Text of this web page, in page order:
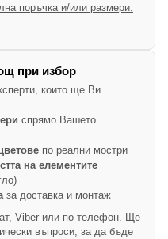
поръчка и/или размери.
при избор
които ще Ви
спрямо Вашето
по реални мостри
на елементите
за доставка и монтаж
Viber или по телефон. Ще
въпроси, за да бъде